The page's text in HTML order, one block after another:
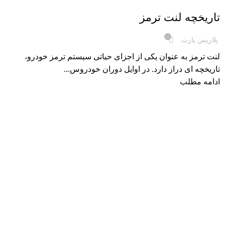
تاریخچه لنت ترمز
پلاریس پارت ۰
لنت ترمز به‌ عنوان یکی از اجزای حیاتی سیستم ترمز خودرو،
تاریخچه‌ ای دراز دارد. در اوایل دوران خودروس...
ادامه مطلب